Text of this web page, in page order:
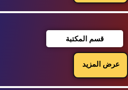
قسم المكتبة
عرض المزيد